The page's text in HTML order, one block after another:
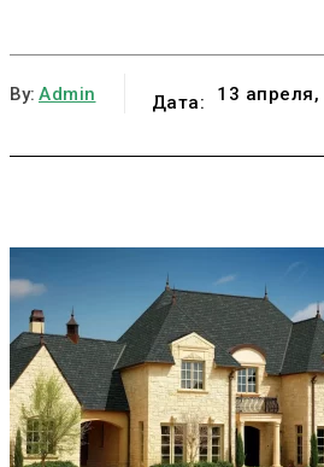
By: Admin Дата: 13 апреля,